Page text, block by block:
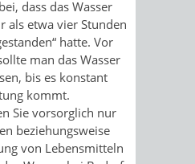
dass das Wasser
als etwa vier Stunden
hatte. Vor
man das Wasser
bis es konstant
kommt.
Sie vorsorglich nur
beziehungsweise
von Lebensmitteln